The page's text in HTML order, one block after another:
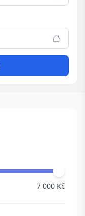
7 000 Kč